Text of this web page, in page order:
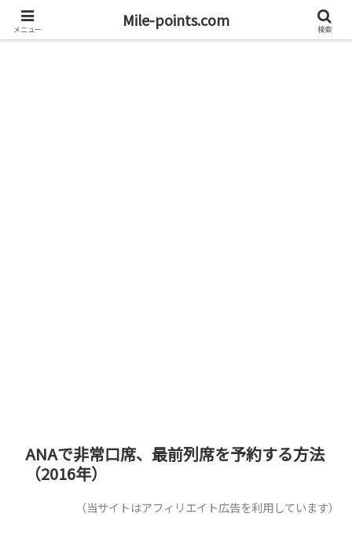
資産1億円を目指すブログと旅
ANAで非常口席、最前列席を予約する方法
（2016年）
（当サイトはアフィリエイト広告を利用しています）
メニュー Mile-points.com 検索